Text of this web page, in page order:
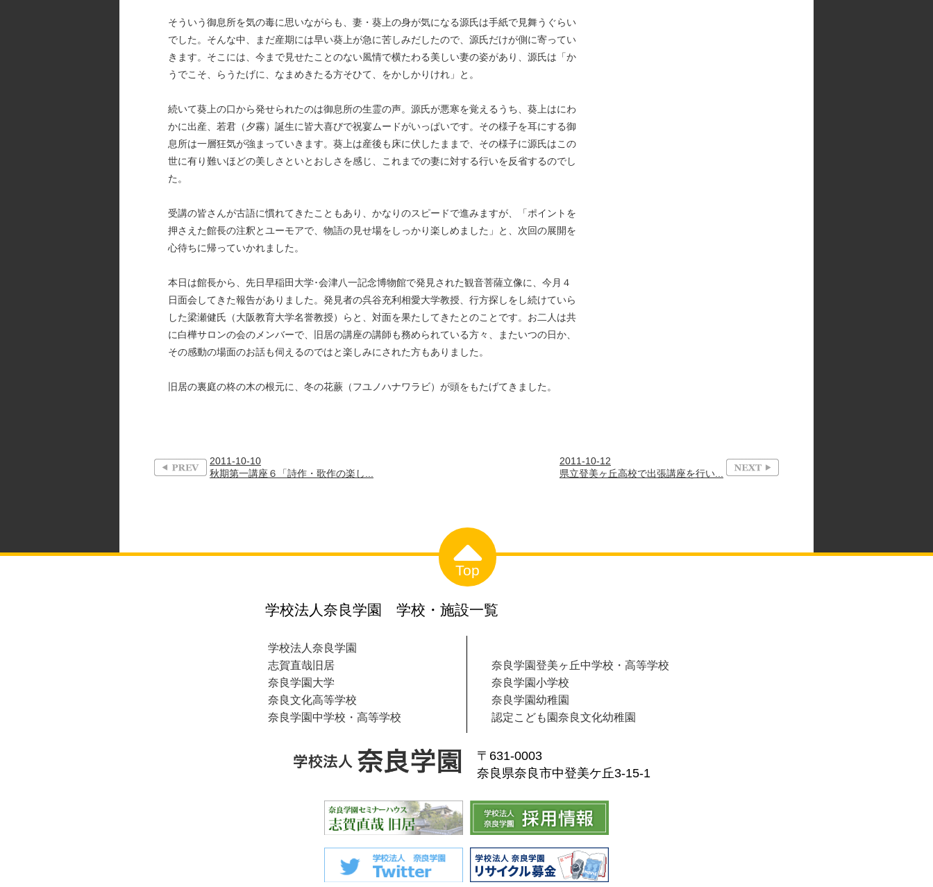
そういう御息所を気の毒に思いながらも、妻・葵上の身が気になる源氏は手紙で見舞うぐらい
でした。そんな中、まだ産期には早い葵上が急に苦しみだしたので、源氏だけが側に寄ってい
きます。そこには、今まで見せたことのない風情で横たわる美しい妻の姿があり、源氏は「か
うでこそ、らうたげに、なまめきたる方そひて、をかしかりけれ」と。
続いて葵上の口から発せられたのは御息所の生霊の声。源氏が悪寒を覚えるうち、葵上はにわ
かに出産、若君（夕霧）誕生に皆大喜びで祝宴ムードがいっぱいです。その様子を耳にする御
息所は一層狂気が強まっていきます。葵上は産後も床に伏したままで、その様子に源氏はこの
世に有り難いほどの美しさといとおしさを感じ、これまでの妻に対する行いを反省するのでし
た。
受講の皆さんが古語に慣れてきたこともあり、かなりのスピードで進みますが、「ポイントを
押さえた館長の注釈とユーモアで、物語の見せ場をしっかり楽しめました」と、次回の展開を
心待ちに帰っていかれました。
本日は館長から、先日早稲田大学･会津八一記念博物館で発見された観音菩薩立像に、今月４
日面会してきた報告がありました。発見者の呉谷充利相愛大学教授、行方探しをし続けていら
した梁瀬健氏（大阪教育大学名誉教授）らと、対面を果たしてきたとのことです。お二人は共
に白樺サロンの会のメンバーで、旧居の講座の講師も務められている方々、またいつの日か、
その感動の場面のお話も伺えるのではと楽しみにされた方もありました。
旧居の裏庭の柊の木の根元に、冬の花蕨（フユノハナワラビ）が頭をもたげてきました。
2011-10-10
秋期第一講座６「詩作・歌作の楽し...
2011-10-12
県立登美ヶ丘高校で出張講座を行い...
Top
学校法人奈良学園 学校・施設一覧
学校法人奈良学園
志賀直哉旧居
奈良学園大学
奈良文化高等学校
奈良学園中学校・高等学校
奈良学園登美ヶ丘中学校・高等学校
奈良学園小学校
奈良学園幼稚園
認定こども園奈良文化幼稚園
〒631-0003
奈良県奈良市中登美ケ丘3-15-1